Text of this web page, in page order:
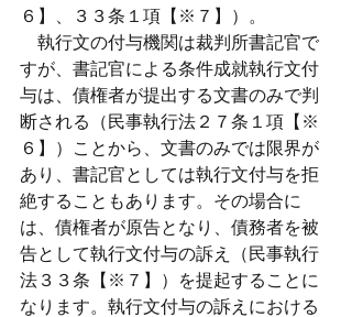
６】、３３条１項【※７】）。
執行文の付与機関は裁判所書記官で
すが、書記官による条件成就執行文付
与は、債権者が提出する文書のみで判
断される（民事執行法２７条１項【※
６】）ことから、文書のみでは限界が
あり、書記官としては執行文付与を拒
絶することもあります。その場合に
は、債権者が原告となり、債務者を被
告として執行文付与の訴え（民事執行
法３３条【※７】）を提起することに
なります。執行文付与の訴えにおける